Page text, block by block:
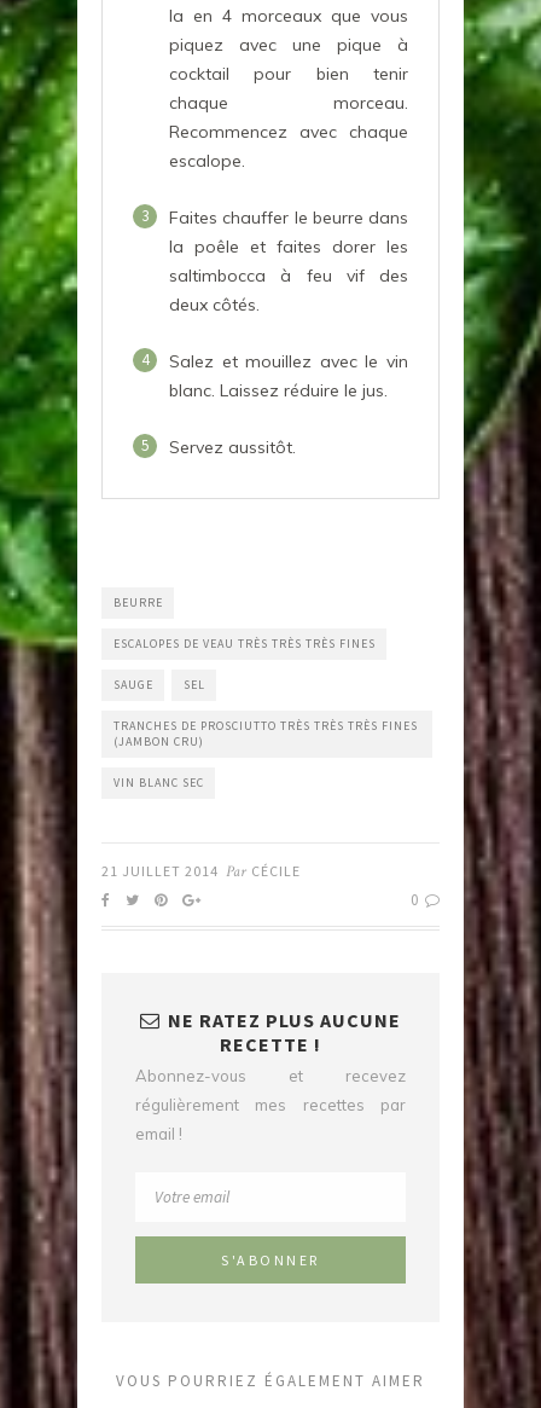
la en 4 morceaux que vous
piquez avec une pique à
cocktail pour bien tenir
chaque morceau.
Recommencez avec chaque
escalope.
3
Faites chauffer le beurre dans
la poêle et faites dorer les
saltimbocca à feu vif des
deux côtés.
4
Salez et mouillez avec le vin
blanc. Laissez réduire le jus.
5 Servez aussitôt.
BEURRE
ESCALOPES DE VEAU TRÈS TRÈS TRÈS FINES
SAUGE SEL
TRANCHES DE PROSCIUTTO TRÈS TRÈS TRÈS FINES
(JAMBON CRU)
VIN BLANC SEC
21 JUILLET 2014 Par CÉCILE
0
NE RATEZ PLUS AUCUNE
RECETTE !
Abonnez-vous et recevez
régulièrement mes recettes par
email !
VOUS POURRIEZ ÉGALEMENT AIMER